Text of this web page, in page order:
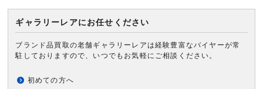
ギャラリーレアにお任せください
ブランド品買取の老舗ギャラリーレアは経験豊富なバイヤーが常
駐しておりますので、いつでもお気軽にご相談ください。
初めての方へ